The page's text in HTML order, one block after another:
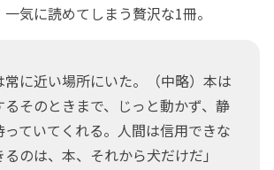
気に読めてしまう贅沢な1冊。
に近い場所にいた。（中略）本は
そのときまで、じっと動かず、静
っていてくれる。人間は信用できな
のは、本、それから犬だけだ」